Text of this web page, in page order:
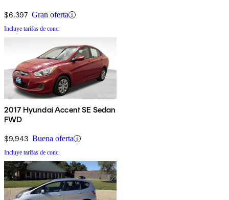
$6,397 Gran oferta
Incluye tarifas de conc.
2017 Hyundai Accent SE Sedan
FWD
$9,943 Buena oferta
Incluye tarifas de conc.